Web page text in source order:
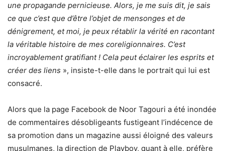
une propagande pernicieuse. Alors, je me suis dit, je sais
ce que c’est que d’être l’objet de mensonges et de
dénigrement, et moi, je peux rétablir la vérité en racontant
la véritable histoire de mes coreligionnaires. C’est
incroyablement gratifiant ! Cela peut éclairer les esprits et
créer des liens », insiste-t-elle dans le portrait qui lui est
consacré.
Alors que la page Facebook de Noor Tagouri a été inondée
de commentaires désobligeants fustigeant l’indécence de
sa promotion dans un magazine aussi éloigné des valeurs
musulmanes, la direction de Playboy, quant à elle, préfère